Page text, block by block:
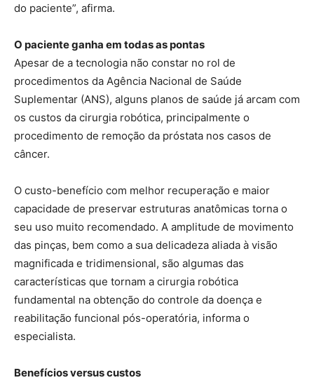
do paciente”, afirma.
O paciente ganha em todas as pontas
Apesar de a tecnologia não constar no rol de
procedimentos da Agência Nacional de Saúde
Suplementar (ANS), alguns planos de saúde já arcam com
os custos da cirurgia robótica, principalmente o
procedimento de remoção da próstata nos casos de
câncer.
O custo-benefício com melhor recuperação e maior
capacidade de preservar estruturas anatômicas torna o
seu uso muito recomendado. A amplitude de movimento
das pinças, bem como a sua delicadeza aliada à visão
magnificada e tridimensional, são algumas das
características que tornam a cirurgia robótica
fundamental na obtenção do controle da doença e
reabilitação funcional pós-operatória, informa o
especialista.
Benefícios versus custos